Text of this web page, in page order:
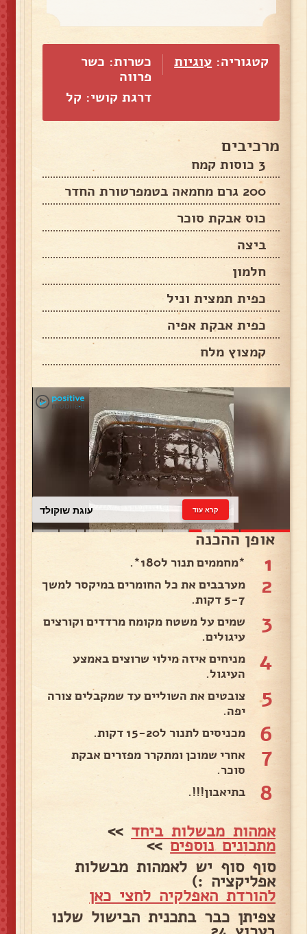
קטגוריה: עוגיות
כשרות: כשר
פרווה
דרגת קושי: קל
מרכיבים
3 כוסות קמח
200 גרם מחמאה בטמפרטורת החדר
כוס אבקת סוכר
ביצה
חלמון
כפית תמצית וניל
כפית אבקת אפיה
קמצוץ מלח
עוגת שוקולד קרא עוד
אופן ההכנה
1 *מחממים תנור ל180*.
2
מערבבים את כל החומרים במיקסר למשך
5-7 דקות.
3
שמים על משטח מקומח מרדדים וקורצים
עיגולים.
4
מניחים איזה מילוי שרוצים באמצע
העיגול.
5
צובטים את השוליים עד שמקבלים צורה
יפה.
6 מכניסים לתנור ל15-20 דקות.
7
אחרי שמוכן ומתקרר מפזרים אבקת
סוכר.
8 בתיאבון!!!.
אמהות מבשלות ביחד >>
מתכונים נוספים>>
סוף סוף יש לאמהות מבשלות
אפליקציה :)
להורדת האפלקיה לחצי כאן
צפיתן כבר בתכנית הבישול שלנו